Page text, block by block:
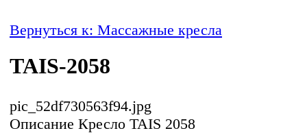
Вернуться к: Массажные кресла
TAIS-2058
pic_52df730563f94.jpg
Описание Кресло TAIS 2058